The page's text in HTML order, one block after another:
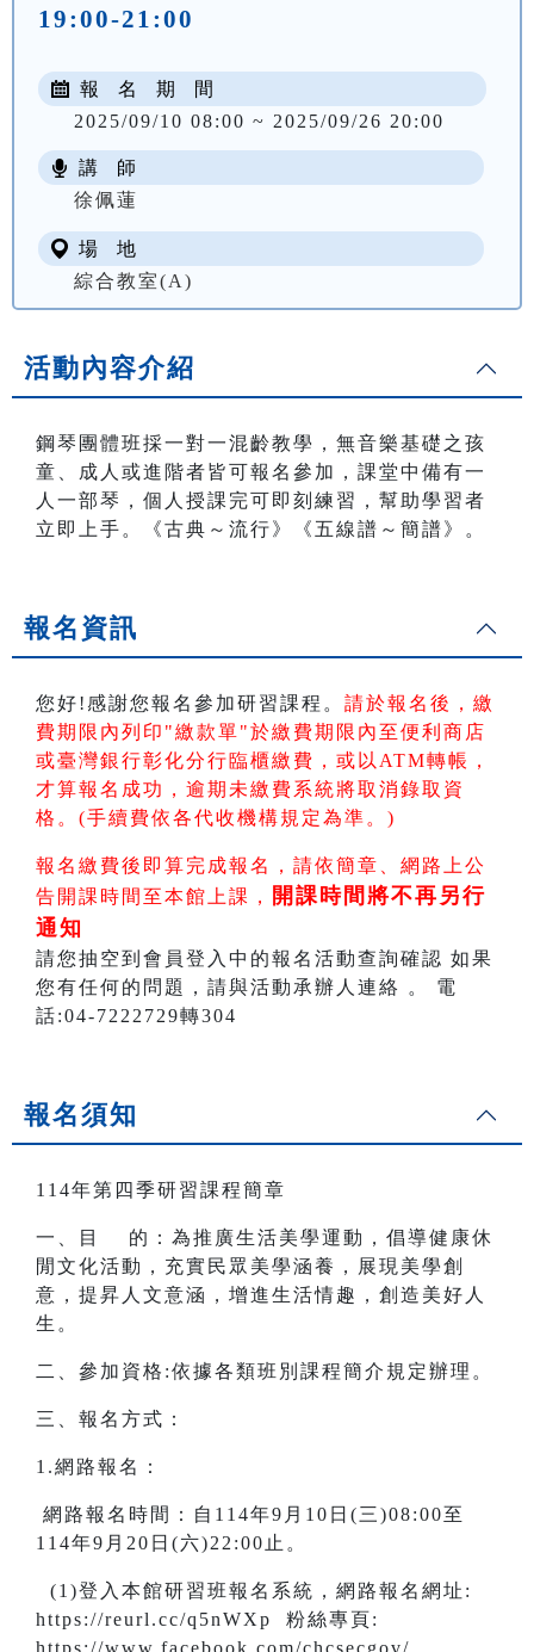
19:00-21:00
報 名 期 間
2025/09/10 08:00 ~ 2025/09/26 20:00
講 師
徐佩蓮
場 地
綜合教室(A)
活動內容介紹
鋼琴團體班採一對一混齡教學，無音樂基礎之孩
童、成人或進階者皆可報名參加，課堂中備有一
人一部琴，個人授課完可即刻練習，幫助學習者
立即上手。《古典～流行》《五線譜～簡譜》。
報名資訊
您好!感謝您報名參加研習課程。 請於報名後，繳
費期限內列印"繳款單"於繳費期限內至便利商店
或臺灣銀行彰化分行臨櫃繳費，或以ATM轉帳 ，
才算報名成功，逾期未繳費系統將取消錄取資
格。(手續費依各代收機構規定為準。)
報名繳費後即算完成報名，請依簡章、網路上公
告開課時間至本館上課，
開課時間將不再另行
通知
請您抽空到會員登入中的報名活動查詢確認 如果
您有任何的問題，請與活動承辦人連絡 。 電
話:04-7222729轉304
報名須知
114年第四季研習課程簡章
一、目 的：為推廣生活美學運動，倡導健康休
閒文化活動，充實民眾美學涵養，展現美學創
意，提昇人文意涵，增進生活情趣，創造美好人
生。
二、參加資格:依據各類班別課程簡介規定辦理。
三、報名方式：
1.網路報名：
網路報名時間：自114年9月10日(三)08:00至
114年9月20日(六)22:00止。
(1)登入本館研習班報名系統，網路報名網址:
https://reurl.cc/q5nWXp 粉絲專頁:
https://www.facebook.com/chcsecgov/